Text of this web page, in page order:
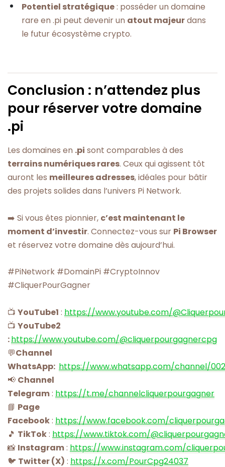
Potentiel stratégique: posséder un domaine
rare en .pi peut devenir un atout majeurdans
le futur écosystème crypto.
Conclusion : n’attendez plus
pour réserver votre domaine
.pi
Les domaines en .pi sont comparables à des
terrains numériques rares. Ceux qui agissent tôt
auront les meilleures adresses, idéales pour bâtir
des projets solides dans l’univers Pi Network.
➡️ Si vous êtes pionnier, c’est maintenant le
moment d’investir. Connectez-vous sur Pi Browser
et réservez votre domaine dès aujourd’hui.
#PiNetwork #DomainPi #CryptoInnov
#CliquerPourGagner
📺 YouTube1 : https://www.youtube.com/
📺 YouTube2
:https://www.youtube.com/@cliquerpourgagnercpg
💬Channel
WhatsApp: https://www.whatsapp.com/channel/
📢 Channel
Telegram: https://t.me/channelcliquerpourgagner
📘 Page
Facebook: https://www.facebook.com/
🎵 TikTok: https://www.tiktok.com/
📸 Instagram: https://www.instagram.com/
🐦 Twitter (X) : https://x.com/PourCpg24037